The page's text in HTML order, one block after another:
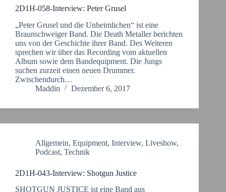
2D1H-058-Interview: Peter Grusel
„Peter Grusel und die Unheimlichen“ ist eine
Braunschweiger Band. Die Death Metaller berichten
uns von der Geschichte ihrer Band. Des Weiteren
sprechen wir über das Recording vom aktuellen
Album sowie dem Bandequipment. Die Jungs
suchen zurzeit einen neuen Drummer.
Zwischendurch…
Maddin
Dezember 6, 2017
Allgemein, Equipment, Interview, Liveshow,
Podcast, Technik
2D1H-043-Interview: Shotgun Justice
SHOTGUN JUSTICE ist eine Band aus